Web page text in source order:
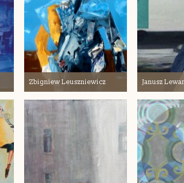
Zbigniew Leuszniewicz Janusz